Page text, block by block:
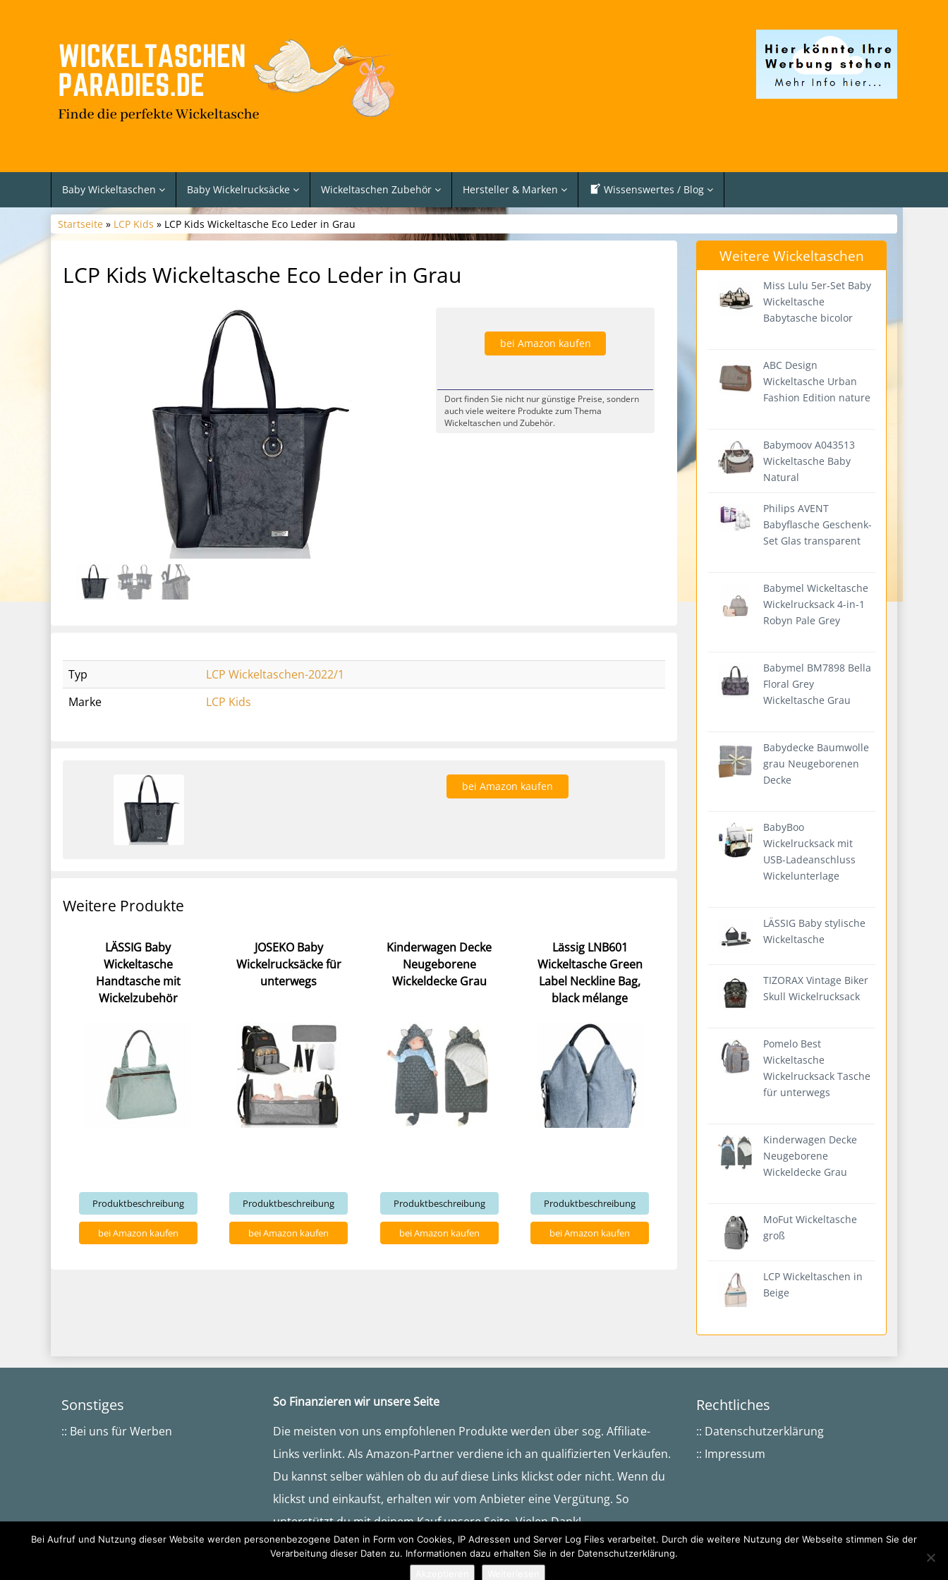
Baby Wickeltaschen Baby Wickelrucksäcke Wickeltaschen Zubehör Hersteller & Marken Wissenswertes / Blog
Startseite » LCP Kids » LCP Kids Wickeltasche Eco Leder in Grau
LCP Kids Wickeltasche Eco Leder in Grau
bei Amazon kaufen
Dort finden Sie nicht nur günstige Preise, sondern
auch viele weitere Produkte zum Thema
Wickeltaschen und Zubehör.
Typ
LCP Wickeltaschen-2022/1
Marke
LCP Kids
bei Amazon kaufen
Weitere Produkte
LÄSSIG Baby
Wickeltasche
Handtasche mit
Wickelzubehör
Produktbeschreibung
bei Amazon kaufen
JOSEKO Baby
Wickelrucksäcke für
unterwegs
Produktbeschreibung
bei Amazon kaufen
Kinderwagen Decke
Neugeborene
Wickeldecke Grau
Produktbeschreibung
bei Amazon kaufen
Lässig LNB601
Wickeltasche Green
Label Neckline Bag,
black mélange
Produktbeschreibung
bei Amazon kaufen
Weitere Wickeltaschen
Miss Lulu 5er-Set Baby
Wickeltasche
Babytasche bicolor
ABC Design
Wickeltasche Urban
Fashion Edition nature
Babymoov A043513
Wickeltasche Baby
Natural
Philips AVENT
Babyflasche Geschenk-
Set Glas transparent
Babymel Wickeltasche
Wickelrucksack 4-in-1
Robyn Pale Grey
Babymel BM7898 Bella
Floral Grey
Wickeltasche Grau
Babydecke Baumwolle
grau Neugeborenen
Decke
BabyBoo
Wickelrucksack mit
USB-Ladeanschluss
Wickelunterlage
LÄSSIG Baby stylische
Wickeltasche
TIZORAX Vintage Biker
Skull Wickelrucksack
Pomelo Best
Wickeltasche
Wickelrucksack Tasche
für unterwegs
Kinderwagen Decke
Neugeborene
Wickeldecke Grau
MoFut Wickeltasche
groß
LCP Wickeltaschen in
Beige
Sonstiges
:: Bei uns für Werben
So Finanzieren wir unsere Seite
Die meisten von uns empfohlenen Produkte werden über sog. Affiliate-
Links verlinkt. Als Amazon-Partner verdiene ich an qualifizierten Verkäufen.
Du kannst selber wählen ob du auf diese Links klickst oder nicht. Wenn du
klickst und einkaufst, erhalten wir vom Anbieter eine Vergütung. So
unterstützt du mit deinem Kauf unsere Seite. Vielen Dank!
Rechtliches
:: Datenschutzerklärung
:: Impressum
Bei Aufruf und Nutzung dieser Website werden personenbezogene Daten in Form von Cookies, IP Adressen und Server Log Files verarbeitet. Durch die weitere Nutzung der Webseite stimmen Sie der
Verarbeitung dieser Daten zu. Informationen dazu erhalten Sie in der Datenschutzerklärung.